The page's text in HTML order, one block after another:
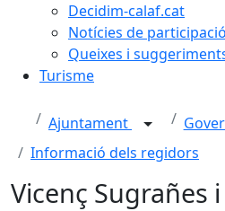
Decidim-calaf.cat
Notícies de
Queixes i
Turisme
Ajuntament
Informació dels regidors
Vicenç Sugrañes